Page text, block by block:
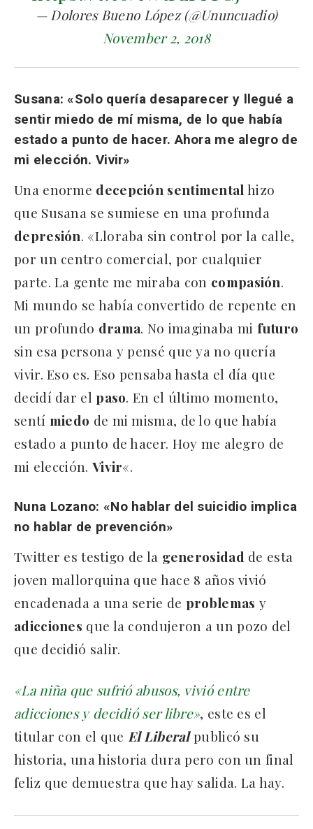
— Dolores Bueno López (@Ununcuadio)
November 2, 2018
Susana:«Solo quería desaparecer y llegué a
sentir miedo de mí misma, de lo que había
estado a punto de hacer. Ahora me alegro de
mi elección. Vivir»
Una enorme decepción sentimental hizo
que Susana se sumiese en una profunda
depresión. «Lloraba sin control por la calle,
por un centro comercial, por cualquier
parte. La gente me miraba con compasión.
Mi mundo se había convertido de repente en
un profundo drama. No imaginaba mi futuro
sin esa persona y pensé que ya no quería
vivir. Eso es. Eso pensaba hasta el día que
decidí dar el paso. En el último momento,
sentí miedo de mi misma, de lo que había
estado a punto de hacer. Hoy me alegro de
mi elección. Vivir«.
Nuna Lozano: «No hablar del suicidio implica
no hablar de prevención»
Twitter es testigo de la generosidad de esta
joven mallorquina que hace 8 años vivió
encadenada a una serie de problemas y
adicciones que la condujeron a un pozo del
que decidió salir.
«La niña que sufrió abusos, vivió entre
adicciones y decidió ser libre», este es el
titular con el que El Liberalpublicó su
historia, una historia dura pero con un final
feliz que demuestra que hay salida. La hay.